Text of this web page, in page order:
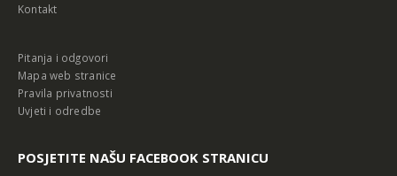
Kontakt
Pitanja i odgovori
Mapa web stranice
Pravila privatnosti
Uvjeti i odredbe
POSJETITE NAŠU FACEBOOK STRANICU